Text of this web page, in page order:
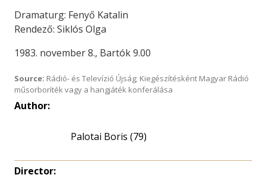
Dramaturg: Fenyő Katalin
Rendező: Siklós Olga
1983. november 8., Bartók 9.00
Source: Rádió- és Televízió Újság; Kiegészítésként Magyar Rádió
műsorboríték vagy a hangjáték konferálása
Author:
Palotai Boris (79)
Director: